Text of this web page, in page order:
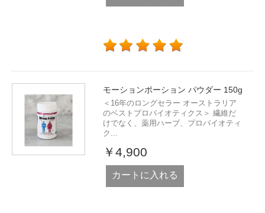
モーションポーション パウダー 150g
＜16年のロングセラー オーストラリア
のベストプロバイオティクス＞ 繊維だ
けでなく、薬用ハーブ、プロバイオティ
ク...
￥4,900
カートに入れる